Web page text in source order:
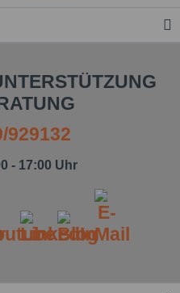
929132
- 17:00 Uhr